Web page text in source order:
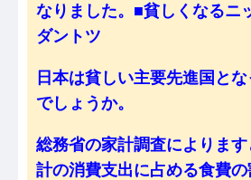
なりました。■貧しくなるニ
ダントツ
日本は貧しい主要先進国と
でしょうか。
総務省の家計調査によりま
計の消費支出に占める食費